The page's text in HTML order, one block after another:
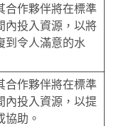
合作夥伴將在標準
內投入資源，以將
到令人滿意的水
合作夥伴將在標準
內投入資源，以提
協助。